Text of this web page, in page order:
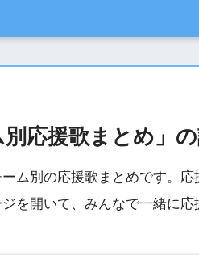
別応援歌まとめ」
ム別の応援歌まとめです。
を開いて、みんなで一緒に応